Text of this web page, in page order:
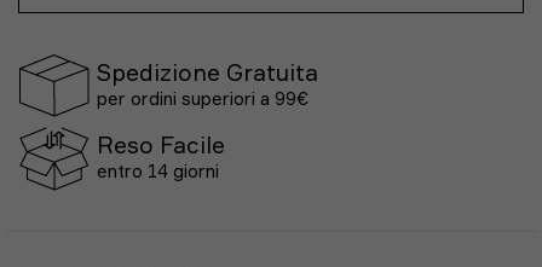
Spedizione Gratuita
per ordini superiori a 99€
Reso Facile
entro 14 giorni